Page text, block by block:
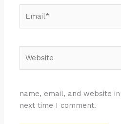
name, email, and website
next time I comment.